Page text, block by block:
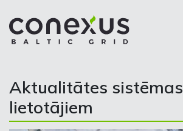
Aktualitātes sistēmas
lietotājiem